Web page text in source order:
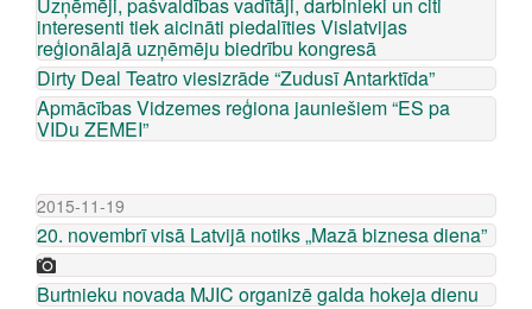
interesenti tiek aicināti piedalīties Vislatvijas
reģionālajā uzņēmēju biedrību kongresā
Dirty Deal Teatro viesizrāde “Zudusī Antarktīda”
Apmācības Vidzemes reģiona jauniešiem “ES pa
VIDu ZEMEI”
2015-11-19
20. novembrī visā Latvijā notiks „Mazā biznesa diena”
Burtnieku novada MJIC organizē galda hokeja dienu